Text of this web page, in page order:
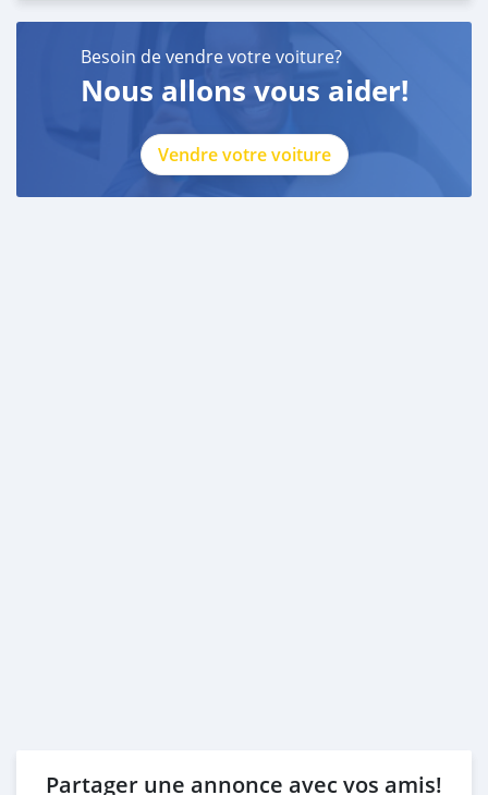
Besoin de vendre votre voiture?
Nous allons vous aider!
Vendre votre voiture
Partager une annonce avec vos amis!